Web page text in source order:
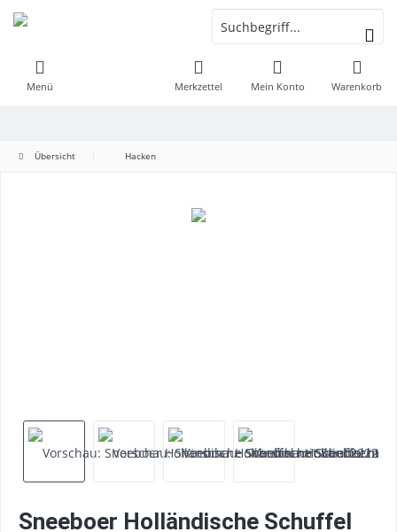
Menü Warenkorb
Merkzettel Mein Konto
Übersicht Hacken
Sneeboer Holländische Schuffel